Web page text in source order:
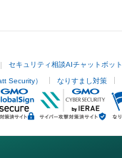
セキュリティ相談AIチャットボット
Security） なりすまし対策